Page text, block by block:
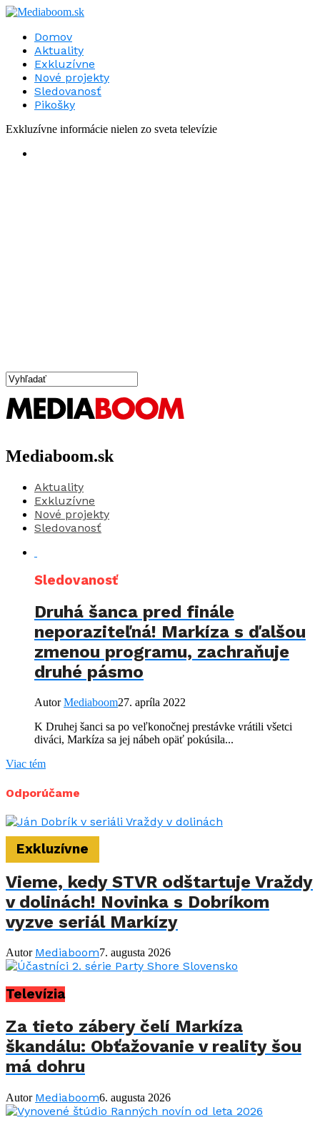
Domov
Aktuality
Exkluzívne
Nové projekty
Sledovanosť
Pikošky
Exkluzívne informácie nielen zo sveta televízie
Mediaboom.sk
Aktuality
Exkluzívne
Nové projekty
Sledovanosť
Sledovanosť
Druhá šanca pred finále
neporaziteľná! Markíza s ďalšou
zmenou programu, zachraňuje
druhé pásmo
AutorMediaboom27. apríla 2022
K Druhej šanci sa po veľkonočnej prestávke vrátili všetci
diváci, Markíza sa jej nábeh opäť pokúsila...
Viac tém
Odporúčame
Exkluzívne
Vieme, kedy STVR odštartuje Vraždy
v dolinách! Novinka s Dobríkom
vyzve seriál Markízy
Autor Mediaboom7. augusta 2026
Televízia
Za tieto zábery čelí Markíza
škandálu: Obťažovanie v reality šou
má dohru
Autor Mediaboom6. augusta 2026